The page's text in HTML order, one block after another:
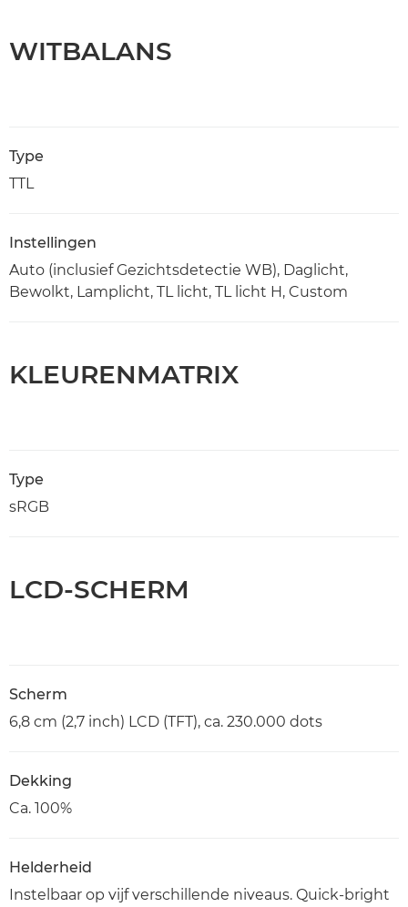
WITBALANS
Type
TTL
Instellingen
Auto (inclusief Gezichtsdetectie WB), Daglicht,
Bewolkt, Lamplicht, TL licht, TL licht H, Custom
KLEURENMATRIX
Type
sRGB
LCD-SCHERM
Scherm
6,8 cm (2,7 inch) LCD (TFT), ca. 230.000 dots
Dekking
Ca. 100%
Helderheid
Instelbaar op vijf verschillende niveaus. Quick-bright